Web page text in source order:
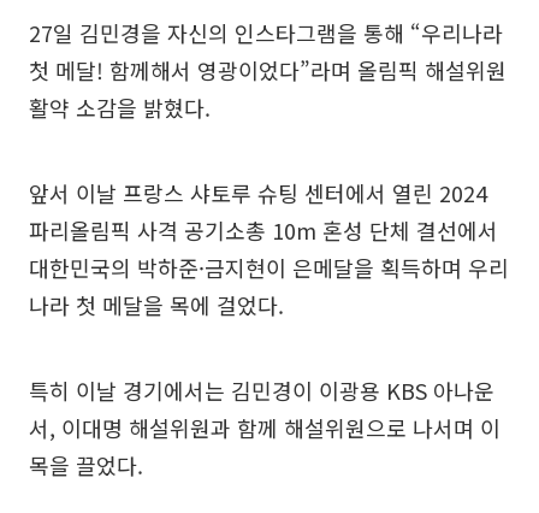
27일 김민경을 자신의 인스타그램을 통해 “우리나라
첫 메달! 함께해서 영광이었다”라며 올림픽 해설위원
활약 소감을 밝혔다.
앞서 이날 프랑스 샤토루 슈팅 센터에서 열린 2024
파리올림픽 사격 공기소총 10m 혼성 단체 결선에서
대한민국의 박하준·금지현이 은메달을 획득하며 우리
나라 첫 메달을 목에 걸었다.
특히 이날 경기에서는 김민경이 이광용 KBS 아나운
서, 이대명 해설위원과 함께 해설위원으로 나서며 이
목을 끌었다.